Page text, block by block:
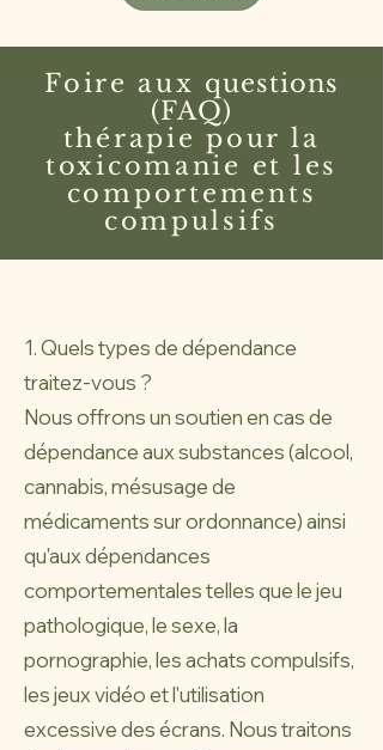
Foire aux questions
(FAQ)
thérapie pour la
toxicomanie et les
comportements
compulsifs
1. Quels types de dépendance
traitez-vous ?
Nous offrons un soutien en cas de
dépendance aux substances (alcool,
cannabis, mésusage de
médicaments sur ordonnance) ainsi
qu'aux dépendances
comportementales telles que le jeu
pathologique, le sexe, la
pornographie, les achats compulsifs,
les jeux vidéo et l'utilisation
excessive des écrans. Nous traitons